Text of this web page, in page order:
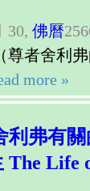
30, 佛曆
尊者舍利
more »
利弗有
Life